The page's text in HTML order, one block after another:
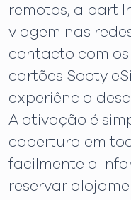
remotos, a
viagem nas
contacto com os
cartões Sooty
experiência
A ativação é
cobertura em
facilmente a
reservar